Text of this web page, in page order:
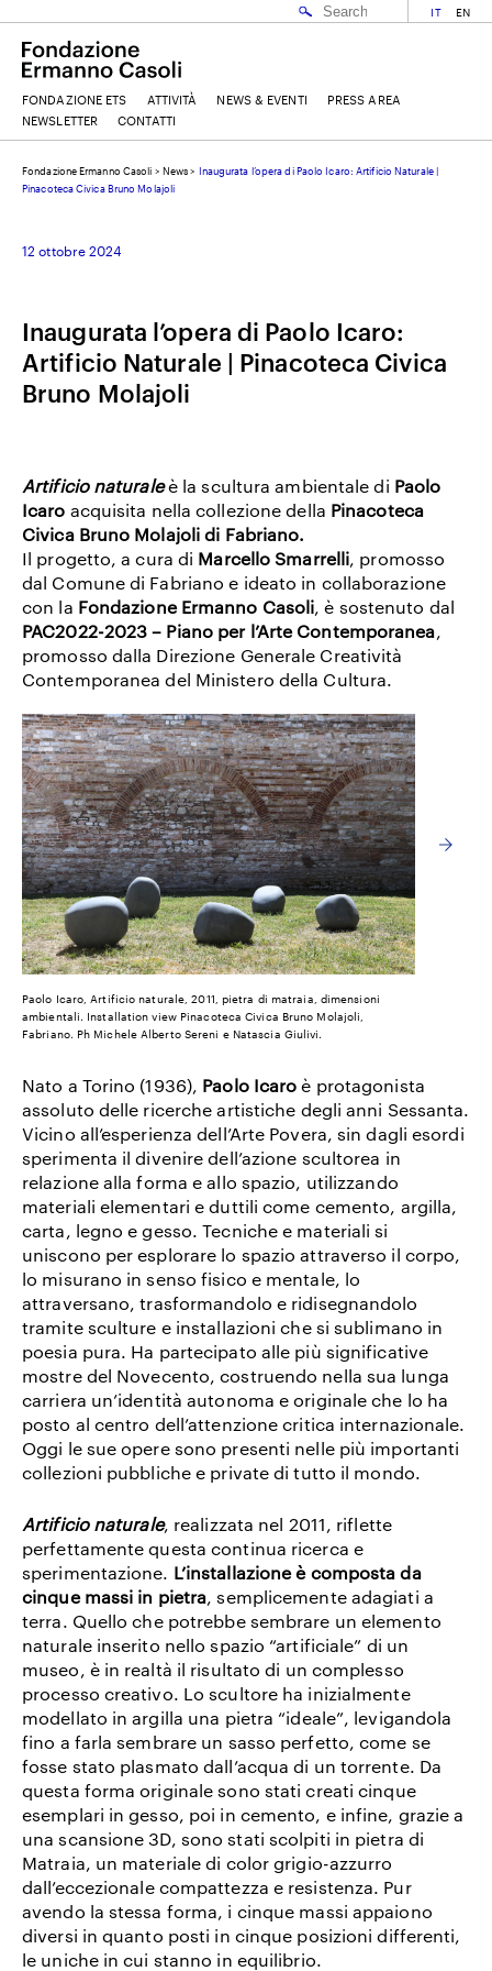
EMAIL
COGNOME
ACCETTO I TERMINI E CONDIZIONI
IT EN
FONDAZIONE ETS ATTIVITÀ NEWS & EVENTI
PRESS AREA
NEWSLETTER
CONTATTI
Fondazione Ermanno Casoli > News> Inaugurata l’opera di Paolo Icaro: Artificio Naturale |
Pinacoteca Civica Bruno Molajoli
12 ottobre 2024
Inaugurata l’opera di Paolo Icaro:
Artificio Naturale | Pinacoteca Civica
Bruno Molajoli
Artificio naturaleè la scultura ambientale di Paolo
Icaro acquisita nella collezione della Pinacoteca
Civica Bruno Molajoli di Fabriano.
Il progetto, a cura di Marcello Smarrelli, promosso
dal Comune di Fabriano e ideato in collaborazione
con la Fondazione Ermanno Casoli, è sostenuto dal
PAC2022-2023 – Piano per l’Arte Contemporanea,
promosso dalla Direzione Generale Creatività
Contemporanea del Ministero della Cultura.
Paolo Icaro, Artificio naturale, 2011, pietra di matraia, dimensioni
ambientali. Installation view Pinacoteca Civica Bruno Molajoli,
Fabriano. Ph Michele Alberto Sereni e Natascia Giulivi.
Nato a Torino (1936), Paolo Icaro è protagonista
assoluto delle ricerche artistiche degli anni Sessanta.
Vicino all’esperienza dell’Arte Povera, sin dagli esordi
sperimenta il divenire dell’azione scultorea in
relazione alla forma e allo spazio, utilizzando
materiali elementari e duttili come cemento, argilla,
carta, legno e gesso. Tecniche e materiali si
uniscono per esplorare lo spazio attraverso il corpo,
lo misurano in senso fisico e mentale, lo
attraversano, trasformandolo e ridisegnandolo
tramite sculture e installazioni che si sublimano in
poesia pura. Ha partecipato alle più significative
mostre del Novecento, costruendo nella sua lunga
carriera un’identità autonoma e originale che lo ha
posto al centro dell’attenzione critica internazionale.
Oggi le sue opere sono presenti nelle più importanti
collezioni pubbliche e private di tutto il mondo.
Artificio naturale, realizzata nel 2011, riflette
perfettamente questa continua ricerca e
sperimentazione. L’installazione è composta da
cinque massi in pietra, semplicemente adagiati a
terra. Quello che potrebbe sembrare un elemento
naturale inserito nello spazio “artificiale” di un
museo, è in realtà il risultato di un complesso
processo creativo. Lo scultore ha inizialmente
modellato in argilla una pietra “ideale”, levigandola
fino a farla sembrare un sasso perfetto, come se
fosse stato plasmato dall’acqua di un torrente. Da
questa forma originale sono stati creati cinque
esemplari in gesso, poi in cemento, e infine, grazie a
una scansione 3D, sono stati scolpiti in pietra di
Matraia, un materiale di color grigio-azzurro
dall’eccezionale compattezza e resistenza. Pur
avendo la stessa forma, i cinque massi appaiono
diversi in quanto posti in cinque posizioni differenti,
le uniche in cui stanno in equilibrio.